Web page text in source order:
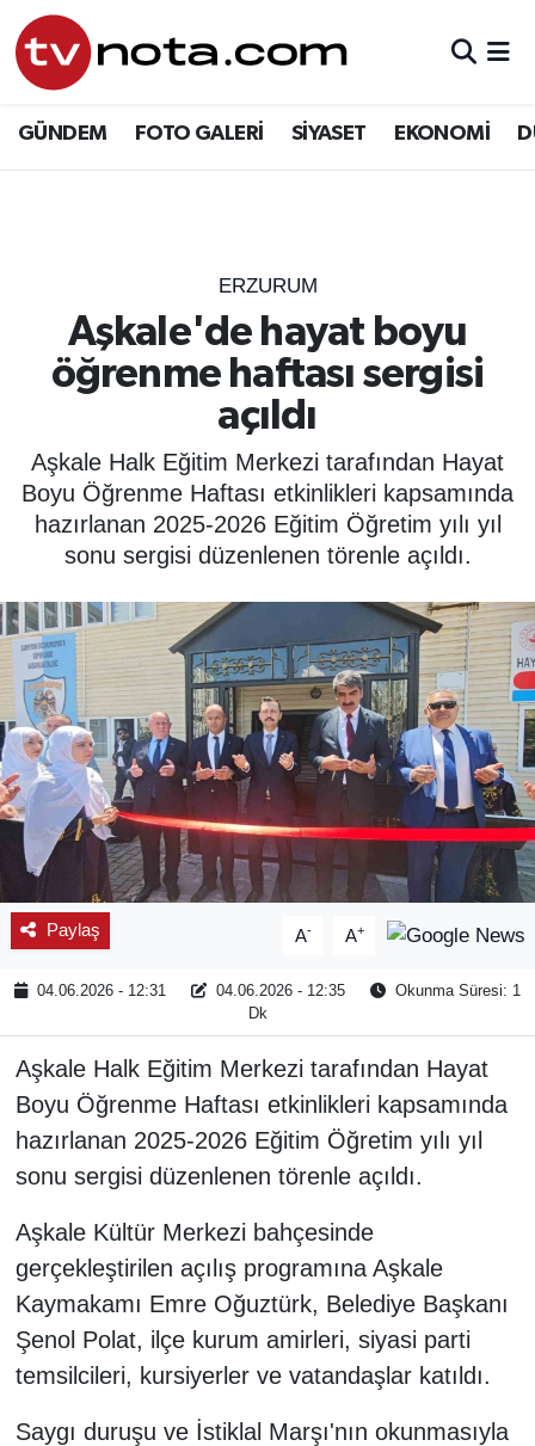
GÜNDEM FOTO GALERİ SİYASET EKONOMİ
ERZURUM
Aşkale'de hayat boyu
öğrenme haftası sergisi
açıldı
Aşkale Halk Eğitim Merkezi tarafından Hayat
Boyu Öğrenme Haftası etkinlikleri kapsamında
hazırlanan 2025-2026 Eğitim Öğretim yılı yıl
sonu sergisi düzenlenen törenle açıldı.
Paylaş A- A+
04.06.2026 - 12:31 04.06.2026 - 12:35
Okunma Süresi: 1
Dk
Aşkale Halk Eğitim Merkezi tarafından Hayat
Boyu Öğrenme Haftası etkinlikleri kapsamında
hazırlanan 2025-2026 Eğitim Öğretim yılı yıl
sonu sergisi düzenlenen törenle açıldı.
Aşkale Kültür Merkezi bahçesinde
gerçekleştirilen açılış programına Aşkale
Kaymakamı Emre Oğuztürk, Belediye Başkanı
Şenol Polat, ilçe kurum amirleri, siyasi parti
temsilcileri, kursiyerler ve vatandaşlar katıldı.
Saygı duruşu ve İstiklal Marşı'nın okunmasıyla
GÜNDEM
YURT
EĞİTİM
ÖZEL HABER
SAĞLIK
ÇEVRE
YAŞAM
BİLİM - TEKNOLOJİ
KADIN
KÜLTÜR SANAT
MAGAZİN
Hava Durumu
Son Dakika Haberleri
Haber Arşivi